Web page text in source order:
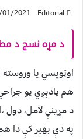
Editorial
01/2021
د مړه نسج د
هم یادېږي یو
د مړینې لامل، ډول
په دې بهیر کې دا